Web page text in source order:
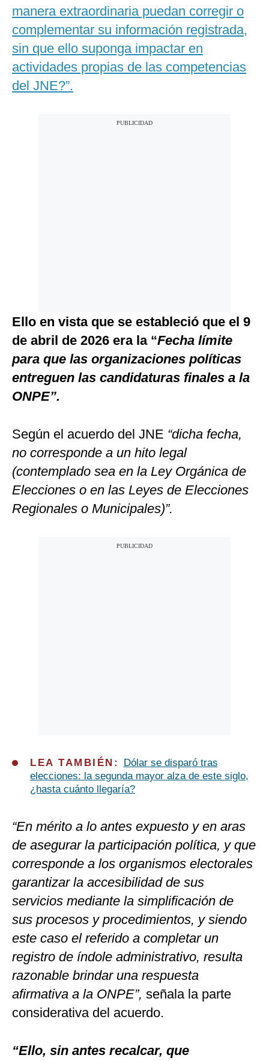
manera extraordinaria puedan corregir o
complementar su información registrada,
sin que ello suponga impactar en
actividades propias de las competencias
del JNE?”.
Ello en vista que se estableció que el 9
de abril de 2026 era la “Fecha límite
para que las organizaciones políticas
entreguen las candidaturas finales a la
ONPE”.
Según el acuerdo del JNE “dicha fecha,
no corresponde a un hito legal
(contemplado sea en la Ley Orgánica de
Elecciones o en las Leyes de Elecciones
Regionales o Municipales)”.
LEA TAMBIÉN:
Dólar se disparó tras
elecciones: la segunda mayor alza de este siglo,
¿hasta cuánto llegaría?
“En mérito a lo antes expuesto y en aras
de asegurar la participación política, y que
corresponde a los organismos electorales
garantizar la accesibilidad de sus
servicios mediante la simplificación de
sus procesos y procedimientos, y siendo
este caso el referido a completar un
registro de índole administrativo, resulta
razonable brindar una respuesta
afirmativa a la ONPE”, señala la parte
considerativa del acuerdo.
“Ello, sin antes recalcar, que